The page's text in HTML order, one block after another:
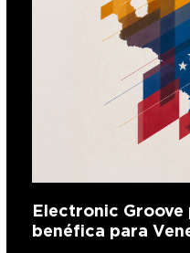
Electronic
benéfica para